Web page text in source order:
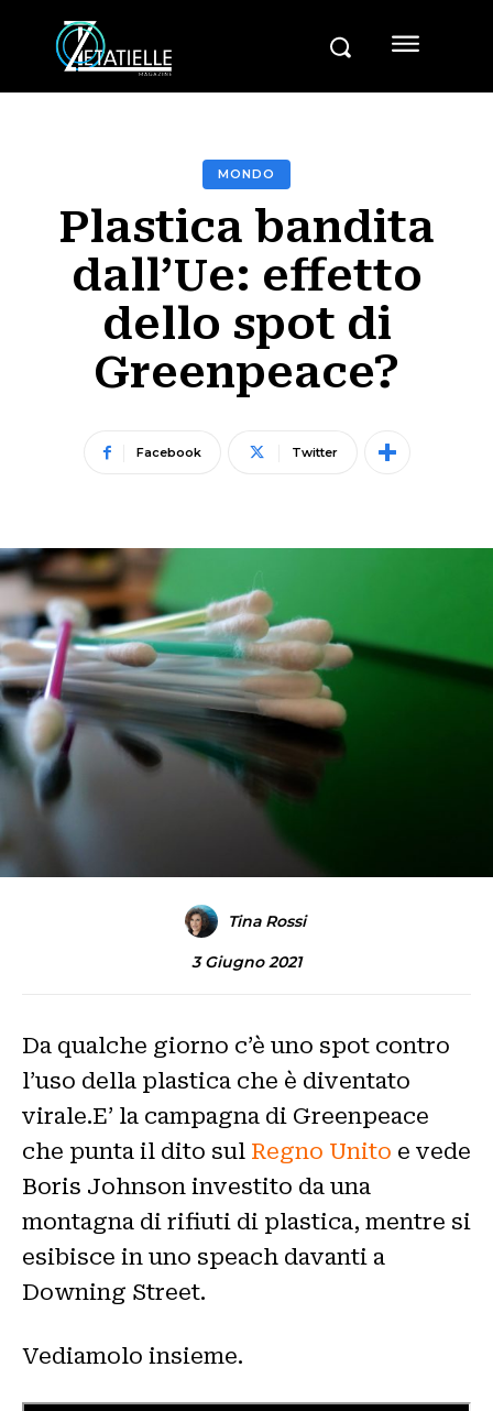
MONDO
Plastica bandita
dall’Ue: effetto
dello spot di
Greenpeace?
Facebook Twitter
Tina Rossi
3 Giugno 2021
Da qualche giorno c’è uno spot contro
l’uso della plastica che è diventato
virale.E’ la campagna di Greenpeace
che punta il dito sul Regno Unito e vede
Boris Johnson investito da una
montagna di rifiuti di plastica, mentre si
esibisce in uno speach davanti a
Downing Street.
Vediamolo insieme.